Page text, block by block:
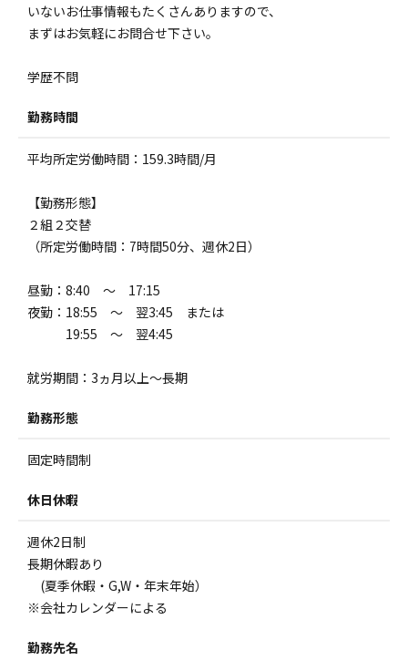
いないお仕事情報もたくさんありますので、
まずはお気軽にお問合せ下さい。
学歴不問
勤務時間
平均所定労働時間：159.3時間/月
【勤務形態】
２組２交替
（所定労働時間：7時間50分、週休2日）
昼勤：8:40 ～ 17:15
夜勤：18:55 ～ 翌3:45 または
19:55 ～ 翌4:45
就労期間：3ヵ月以上～長期
勤務形態
固定時間制
休日休暇
週休2日制
長期休暇あり
(夏季休暇・G,W・年末年始）
※会社カレンダーによる
勤務先名